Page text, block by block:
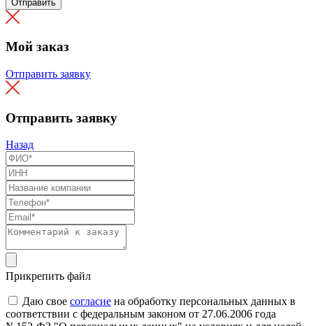
Отправить
Мой заказ
Отправить заявку
Отправить заявку
Назад
Прикрепить файл
Даю свое согласие на обработку персональных данных в
соответствии с федеральным законом от 27.06.2006 года